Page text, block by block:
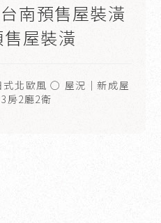
南預售屋裝潢
售屋裝潢
北歐風 ○ 屋況｜新成屋
房2廳2衛